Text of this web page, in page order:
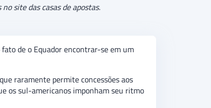
site das casas de apostas.
de o Equador encontrar-se em um
raramente permite concessões aos
os sul-americanos imponham seu ritmo